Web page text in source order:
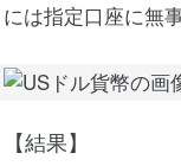
には指定口座に無
【結果】